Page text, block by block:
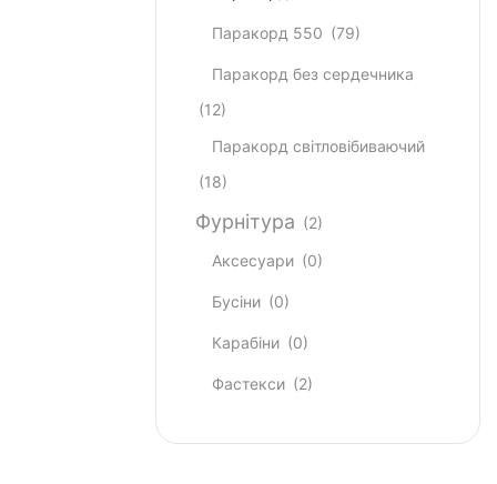
Паракорд 550 (79)
Паракорд без сердечника
(12)
Паракорд світловібиваючий
(18)
Фурнітура (2)
Аксесуари (0)
Бусіни (0)
Карабіни (0)
Фастекси (2)